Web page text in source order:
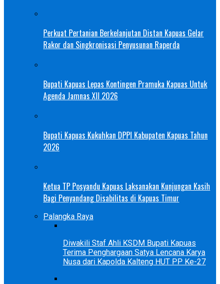
Perkuat Pertanian Berkelanjutan Distan Kapuas Gelar
Rakor dan Singkronisasi Penyusunan Raperda
Bupati Kapuas Lepas Kontingen Pramuka Kapuas Untuk
Agenda Jamnas XII 2026
Bupati Kapuas Kukuhkan DPPI Kabupaten Kapuas Tahun
2026
Ketua TP Posyandu Kapuas Laksanakan Kunjungan Kasih
Bagi Penyandang Disabilitas di Kapuas Timur
Palangka Raya
Diwakili Staf Ahli KSDM Bupati Kapuas
Terima Penghargaan Satya Lencana Karya
Nusa dari Kapolda Kalteng HUT PP Ke-27